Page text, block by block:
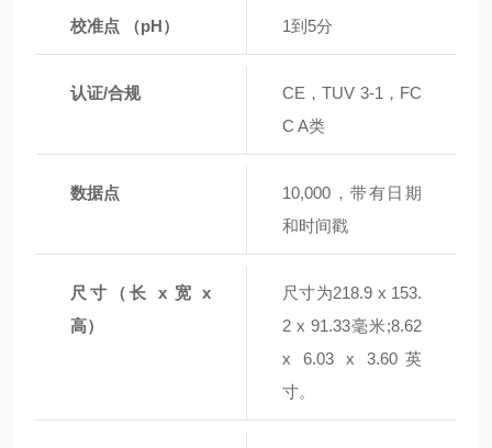
校准点 （pH） 1到5分
认证/合规
CE，TUV 3-1，FC
C A类
数据点
10,000，带有日期
和时间戳
尺寸（长 x 宽 x
高）
尺寸为218.9 x 153.
2 x 91.33毫米;8.62
x 6.03 x 3.60英
寸。